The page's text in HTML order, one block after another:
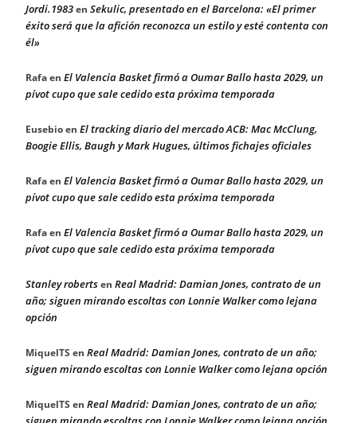
Jordi.1983en Sekulic, presentado en el Barcelona: «El primer
éxito será que la afición reconozca un estilo y esté contenta con
él»
Rafaen El Valencia Basket firmó a Oumar Ballo hasta 2029, un
pívot cupo que sale cedido esta próxima temporada
Eusebioen El tracking diario del mercado ACB: Mac McClung,
Boogie Ellis, Baugh y Mark Hugues, últimos fichajes oficiales
Rafaen El Valencia Basket firmó a Oumar Ballo hasta 2029, un
pívot cupo que sale cedido esta próxima temporada
Rafaen El Valencia Basket firmó a Oumar Ballo hasta 2029, un
pívot cupo que sale cedido esta próxima temporada
Stanley robertsen Real Madrid: Damian Jones, contrato de un
año; siguen mirando escoltas con Lonnie Walker como lejana
opción
MiquelTS en Real Madrid: Damian Jones, contrato de un año;
siguen mirando escoltas con Lonnie Walker como lejana opción
MiquelTS en Real Madrid: Damian Jones, contrato de un año;